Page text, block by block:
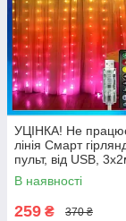
УЦІНКА! Не
лінія Смарт
пульт, від USB,
Bluetooth, SFK-05,
Різнокольорова
В наявності
259 ₴ 370 ₴